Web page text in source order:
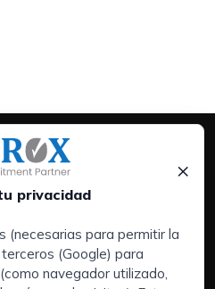
privacidad
×
(necesarias para permitir la
(Google) para
navegador utilizado,